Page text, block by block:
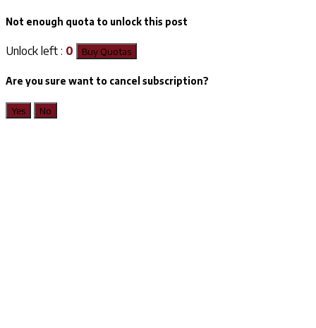
Not enough quota to unlock this post
Unlock left : 0 Buy Quotas
Are you sure want to cancel subscription?
Yes No